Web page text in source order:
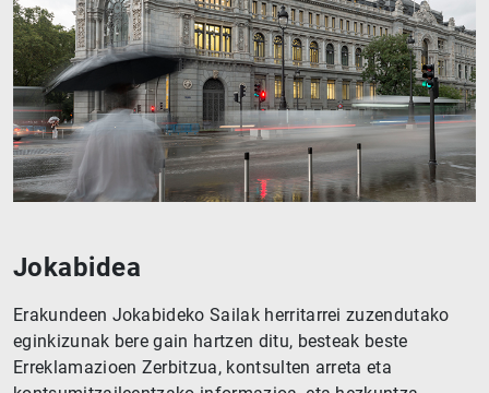
Jokabidea
Erakundeen Jokabideko Sailak herritarrei zuzendutako
eginkizunak bere gain hartzen ditu, besteak beste
Erreklamazioen Zerbitzua, kontsulten arreta eta